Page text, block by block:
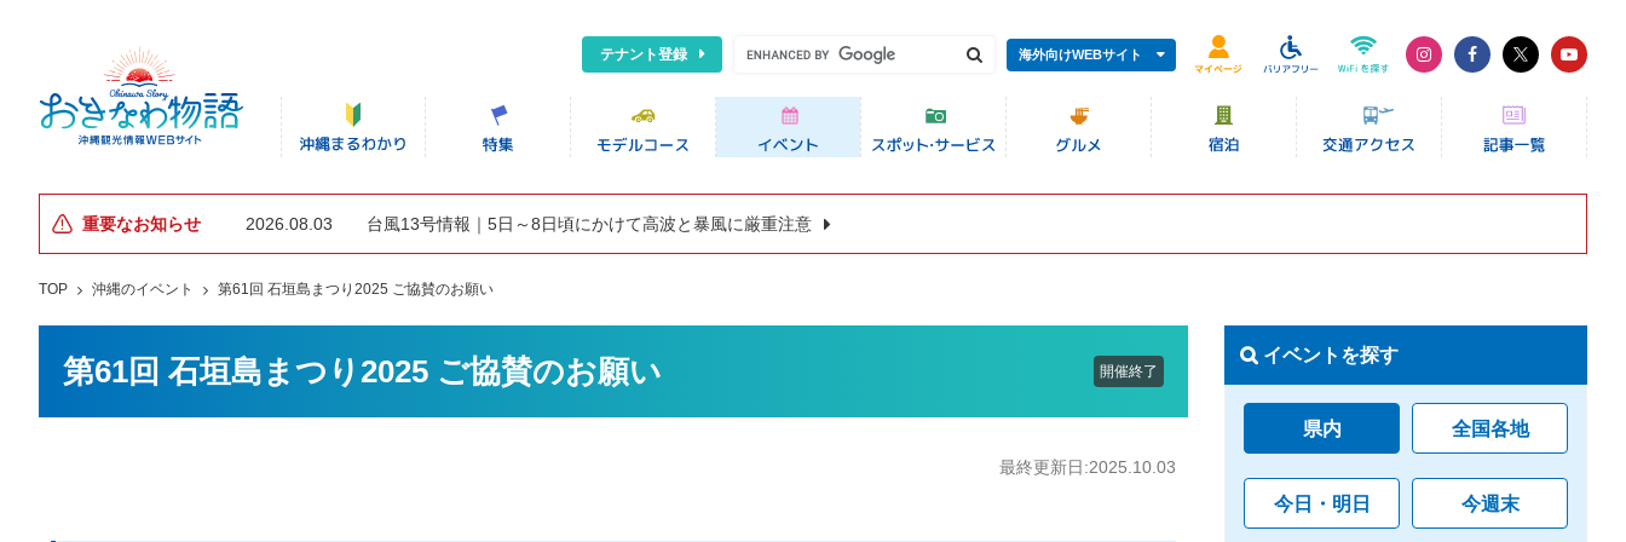
テナント登録 海外向けWEBサイト
重要なお知らせ 2026.08.03 台風13号情報｜5日～8日頃にかけて高波と暴風に厳重注意
TOP 沖縄のイベント 第61回 石垣島まつり2025 ご協賛のお願い
第61回 石垣島まつり2025 ご協賛のお願い 開催終了
最終更新日:2025.10.03
イベントを探す
県内 全国各地
今日・明日 今週末